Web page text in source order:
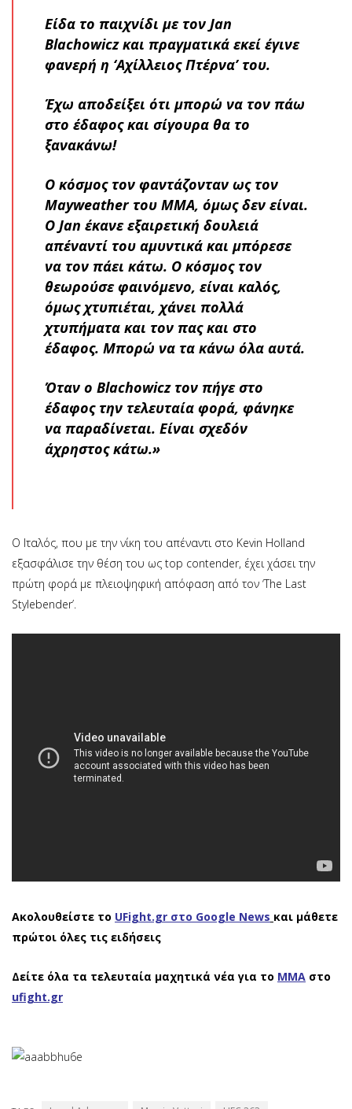
Είδα το παιχνίδι με τον Jan
Blachowicz και πραγματικά εκεί έγινε
φανερή η ‘Αχίλλειος Πτέρνα’ του.
Έχω αποδείξει ότι μπορώ να τον πάω
στο έδαφος και σίγουρα θα το
ξανακάνω!
Ο κόσμος τον φαντάζονταν ως τον
Mayweather του ΜΜΑ, όμως δεν είναι.
Ο Jan έκανε εξαιρετική δουλειά
απέναντί του αμυντικά και μπόρεσε
να τον πάει κάτω. Ο κόσμος τον
θεωρούσε φαινόμενο, είναι καλός,
όμως χτυπιέται, χάνει πολλά
χτυπήματα και τον πας και στο
έδαφος. Μπορώ να τα κάνω όλα αυτά.
Όταν ο Blachowicz τον πήγε στο
έδαφος την τελευταία φορά, φάνηκε
να παραδίνεται. Είναι σχεδόν
άχρηστος κάτω.»
Ο Ιταλός, που με την νίκη του απέναντι στο Kevin Holland
εξασφάλισε την θέση του ως top contender, έχει χάσει την
πρώτη φορά με πλειοψηφική απόφαση από τον ‘The Last
Stylebender’.
Ακολουθείστε το UFight.gr στο Google News και μάθετε
πρώτοι όλες τις ειδήσεις
Δείτε όλα τα τελευταία μαχητικά νέα για το ΜΜΑ στο
ufight.gr